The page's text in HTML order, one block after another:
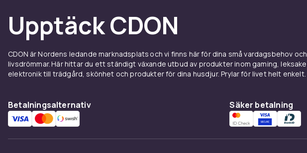
Dessa klistermärken är ett perfekt val för dig som gillar street art och vill
på dina tillhörigheter.
Specifikation
- Material: PVC
- Storlek per sticker: 4–7 cm
Upptäck CDON
CDON är Nordens ledande marknadsplats och vi finns här för dina små vardagsbehov
livsdrömmar. Här hittar du ett ständigt växande utbud av produkter inom gaming,
elektronik till trädgård, skönhet och produkter för dina husdjur. Prylar för livet helt enkelt.
Betalningsalternativ Säker betalning